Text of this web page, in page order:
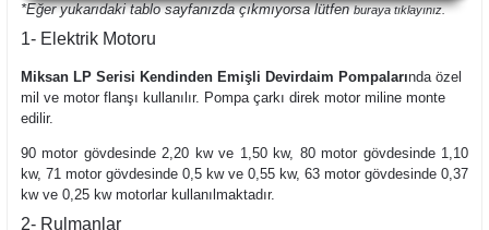
*Eğer yukarıdaki tablo sayfanızda çıkmıyorsa lütfenburayatıklayınız.
1- Elektrik Motoru
Miksan LP Serisi Kendinden Emişli Devirdaim Pompalarında özel
mil ve motor flanşı kullanılır. Pompa çarkı direk motor miline monte
edilir.
90 motor gövdesinde 2,20 kw ve 1,50 kw, 80 motor gövdesinde 1,10
kw, 71 motor gövdesinde 0,5 kw ve 0,55 kw, 63 motor gövdesinde 0,37
kw ve 0,25 kw motorlar kullanılmaktadır.
2- Rulmanlar